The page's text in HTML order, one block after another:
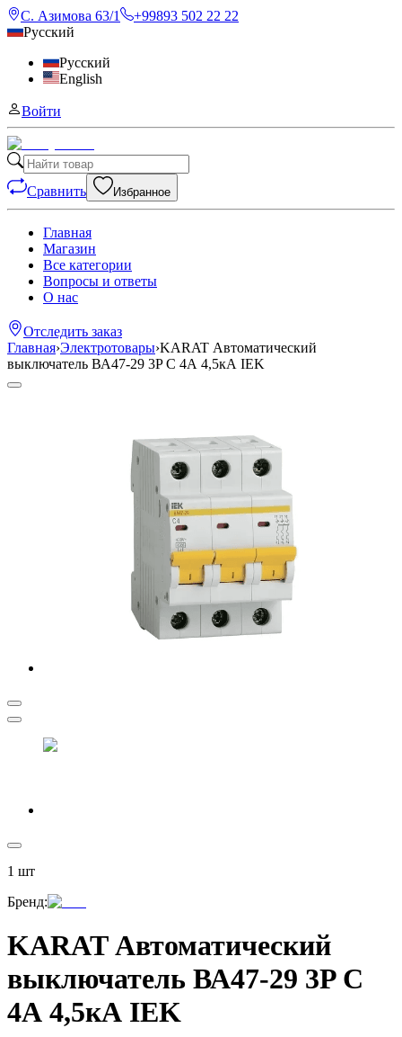
С. Азимова 63/1
+99893 502 22 22
Русский
Русский
English
Войти
Сравнить Избранное
Главная
Магазин
Все категории
Вопросы и ответы
О нас
Отследить заказ
Главная›Электротовары›KARAT Автоматический
выключатель ВА47-29 3P C 4А 4,5кА IEK
1 шт
Бренд:
KARAT Автоматический
выключатель ВА47-29 3P C
4А 4,5кА IEK